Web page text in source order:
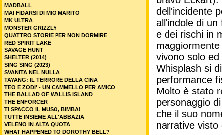
dell'incidente
all'indole di un
e dei rischi in
vivono solo
Whisplash si
performance
Molto è stato
personaggio
che il suo
narrative visto
MADBALL
MAI FIDARSI DI MIO MARITO
MK ULTRA
MONSTER GRIZZLY
QUATTRO STORIE PER NON DORMIRE
RED SPIRIT LAKE
SAVAGE HUNT
SHELTER (2014)
SING SING (2023)
SVANITA NEL NULLA
TAYANG: IL TERRORE DELLA CINA
TEO E ZODI' - UN CAMMELLO PER AMICO
THE BALLAD OF WALLIS ISLAND
THE ENFORCER
TI SPACCO IL MUSO, BIMBA!
TUTTE INSIEME ALL'ABBAZIA
VELENO IN ALTA QUOTA
WHAT HAPPENED TO DOROTHY BELL?